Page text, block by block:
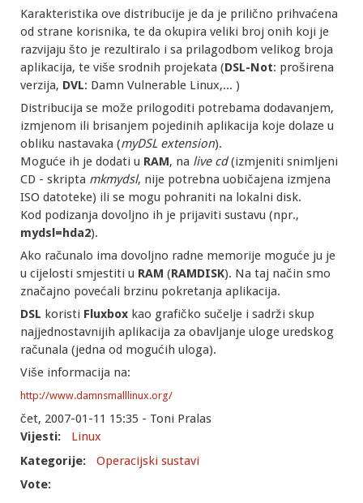
Karakteristika ove distribucije je da je prilično prihvaćena
od strane korisnika, te da okupira veliki broj onih koji je
razvijaju što je rezultiralo i sa prilagodbom velikog broja
aplikacija, te više srodnih projekata (DSL-Not: proširena
verzija, DVL: Damn Vulnerable Linux,... )
Distribucija se može prilogoditi potrebama dodavanjem,
izmjenom ili brisanjem pojedinih aplikacija koje dolaze u
obliku nastavaka (myDSL extension).
Moguće ih je dodati u RAM, na live cd(izmjeniti snimljeni
CD - skripta mkmydsl, nije potrebna uobičajena izmjena
ISO datoteke) ili se mogu pohraniti na lokalni disk.
Kod podizanja dovoljno ih je prijaviti sustavu (npr.,
mydsl=hda2).
Ako računalo ima dovoljno radne memorije moguće ju je
u cijelosti smjestiti u RAM (RAMDISK). Na taj način smo
značajno povećali brzinu pokretanja aplikacija.
DSL koristi Fluxbox kao grafičko sučelje i sadrži skup
najjednostavnijih aplikacija za obavljanje uloge uredskog
računala (jedna od mogućih uloga).
Više informacija na:
http://www.damnsmalllinux.org/
čet, 2007-01-11 15:35 - Toni Pralas
Vijesti:
Linux
Kategorije:
Operacijski sustavi
Vote: